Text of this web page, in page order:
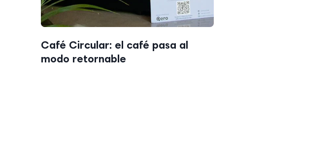
Café Circular: el café pasa al
modo retornable